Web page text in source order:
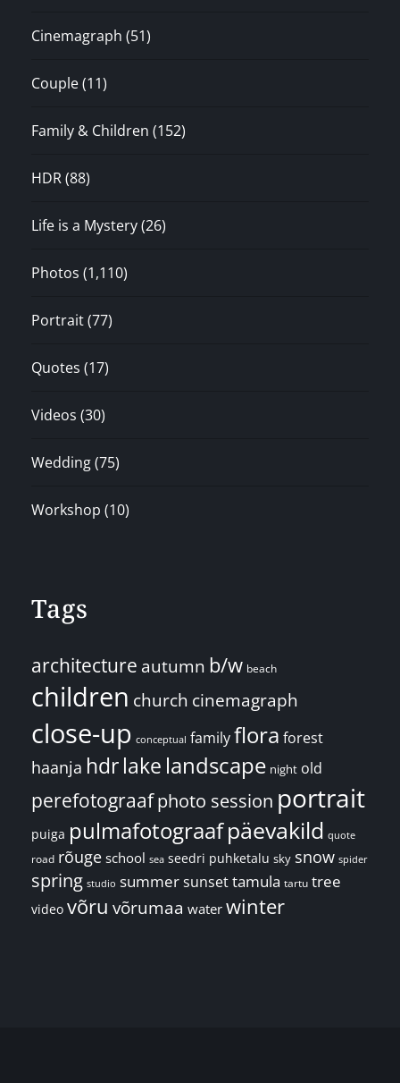
Cinemagraph (51)
Couple(11)
Family & Children (152)
HDR(88)
Life is a Mystery(26)
Photos (1,110)
Portrait(77)
Quotes (17)
Videos (30)
Wedding(75)
Workshop (10)
Tags
architecture autumn b/w beach
children church cinemagraph
close-up conceptual familyflora forest
haanja hdrlake landscape night old
perefotograafphoto session portrait
puiga pulmafotograafpäevakild quote
road rõuge school sea seedri puhketalu sky snow spider
spring studio summersunsettamula tartu tree
video võru võrumaa water winter